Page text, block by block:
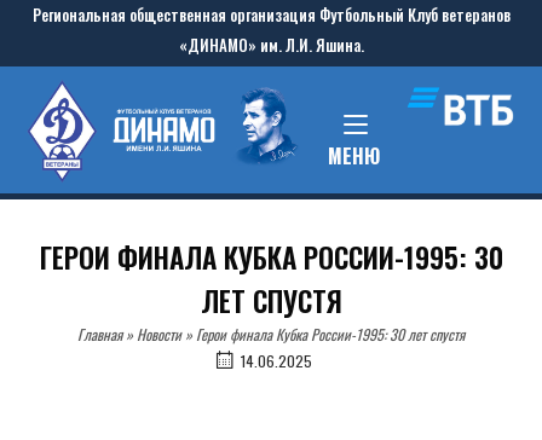
content
Региональная общественная организация Футбольный Клуб ветеранов
«ДИНАМО» им. Л.И. Яшина.
Home
МЕНЮMENU
ГЕРОИ ФИНАЛА КУБКА РОССИИ-1995: 30
ЛЕТ СПУСТЯ
Главная» Новости» Герои финала Кубка России-1995: 30 лет спустя
14.06.2025